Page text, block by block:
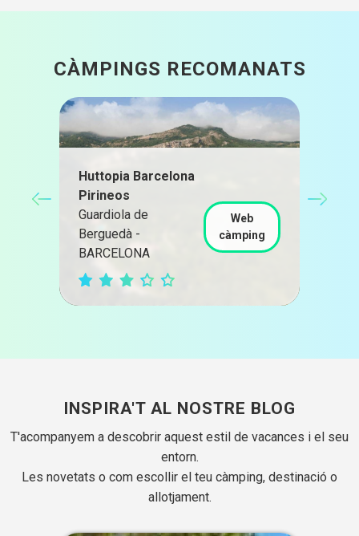
CÀMPINGS RECOMANATS
Huttopia Barcelona
Pirineos
Guardiola de
Berguedà -
BARCELONA
Web
càmping
INSPIRA'T AL NOSTRE BLOG
T'acompanyem a descobrir aquest estil de vacances i el seu
entorn.
Les novetats o com escollir el teu càmping, destinació o
allotjament.